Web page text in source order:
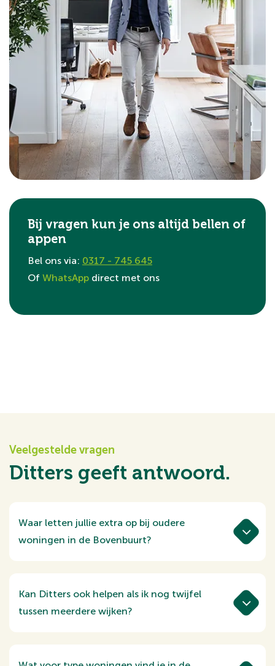
Bij vragen kun je ons altijd bellen of
appen
Bel ons via: 0317 - 745 645
Of WhatsApp direct met ons
Veelgestelde vragen
Ditters geeft antwoord.
Waar letten jullie extra op bij oudere
woningen in de Bovenbuurt?
installaties en mogelijke renovatiekosten.
Zo krijg je vooraf een goed beeld van de
Kan Ditters ook helpen als ik nog twijfel
tussen meerdere wijken?
en prijsklassen. Zo krijg je beter inzicht in